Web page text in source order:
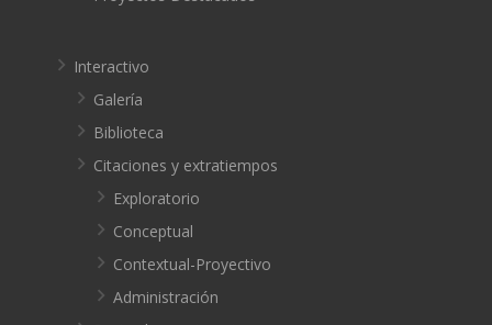
Interactivo
Galería
Biblioteca
Citaciones y extratiempos
Exploratorio
Conceptual
Contextual-Proyectivo
Administración